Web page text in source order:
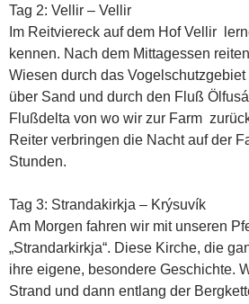
Tag 2: Vellir – Vellir
Im Reitviereck auf dem Hof Vellir
kennen. Nach dem Mittagessen
Wiesen durch das Vogelschutzgebiet
über Sand und durch den Fluß
Flußdelta von wo wir zur Farm
Reiter verbringen die Nacht auf der
Stunden.
Tag 3: Strandakirkja – Krýsuvík
Am Morgen fahren wir mit unseren
„Strandarkirkja“. Diese Kirche, die
ihre eigene, besondere Geschichte.
Strand und dann entlang der